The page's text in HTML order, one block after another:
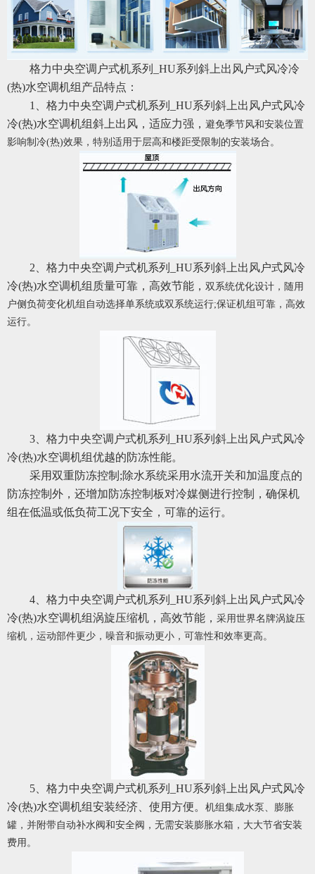
格力中央空调户式机系列_HU系列斜上出风户式风冷冷
(热)水空调机组产品特点：
1、格力中央空调户式机系列_HU系列斜上出风户式风冷
冷(热)水空调机组斜上出风，适应力强， 避免季节风和安装位置
影响制冷(热)效果，特别适用于层高和楼距受限制的安装场合。
2、格力中央空调户式机系列_HU系列斜上出风户式风冷
冷(热)水空调机组质量可靠，高效节能， 双系统优化设计，随用
户侧负荷变化机组自动选择单系统或双系统运行;保证机组可靠，高效
运行。
3、格力中央空调户式机系列_HU系列斜上出风户式风冷
冷(热)水空调机组优越的防冻性能。
采用双重防冻控制;除水系统采用水流开关和加温度点的
防冻控制外，还增加防冻控制板对冷媒侧进行控制，确保机
组在低温或低负荷工况下安全，可靠的运行。
4、格力中央空调户式机系列_HU系列斜上出风户式风冷
冷(热)水空调机组涡旋压缩机，高效节能， 采用世界名牌涡旋压
缩机，运动部件更少，噪音和振动更小，可靠性和效率更高。
5、格力中央空调户式机系列_HU系列斜上出风户式风冷
冷(热)水空调机组安装经济、使用方便。 机组集成水泵、膨胀
罐，并附带自动补水阀和安全阀，无需安装膨胀水箱，大大节省安装
费用。